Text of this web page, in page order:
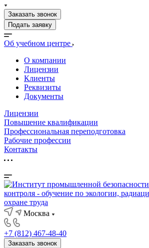
Заказать звонок
Подать заявку
Об учебном центре
О компании
Лицензии
Клиенты
Реквизиты
Документы
Лицензии
Повышение квалификации
Профессиональная переподготовка
Рабочие профессии
Контакты
Москва
+7 (812) 467-48-40
Заказать звонок